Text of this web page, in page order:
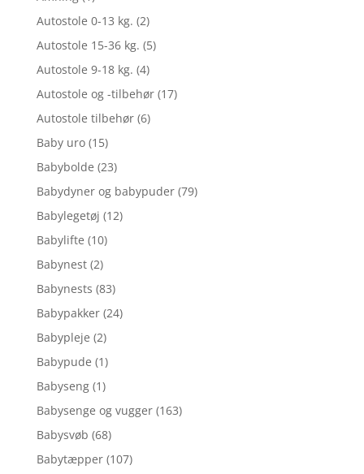
Autostole 0-13 kg. (2)
Autostole 15-36 kg. (5)
Autostole 9-18 kg. (4)
Autostole og -tilbehør (17)
Autostole tilbehør (6)
Baby uro (15)
Babybolde (23)
Babydyner og babypuder (79)
Babylegetøj (12)
Babylifte (10)
Babynest (2)
Babynests (83)
Babypakker (24)
Babypleje (2)
Babypude (1)
Babyseng (1)
Babysenge og vugger (163)
Babysvøb (68)
Babytæpper (107)